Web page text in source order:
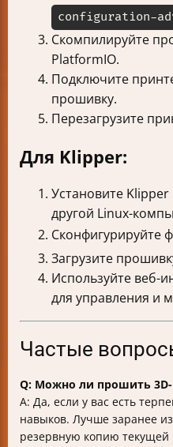
configuration-
Скомпилируйте
PlatformIO.
Подключите
прошивку.
Перезагрузите
Для Klipper:
Установите
другой Linux-
Сконфигурируйте
Загрузите
Используйте веб-
для управления и
Частые
Q: Можно ли прошить
A: Да, если у вас есть
навыков. Лучше заранее
резервную копию